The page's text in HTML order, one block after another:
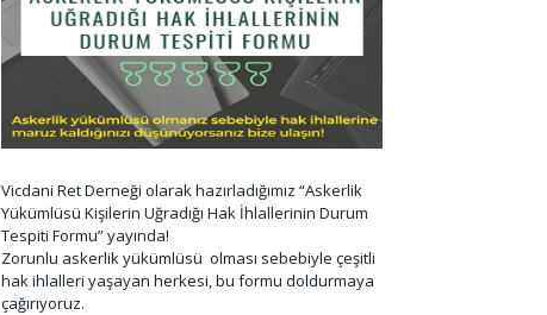
Vicdani Ret Derneği olarak hazırladığımız “Askerlik
Yükümlüsü Kişilerin Uğradığı Hak İhlallerinin Durum
Tespiti Formu” yayında!
Zorunlu askerlik yükümlüsü olması sebebiyle çeşitli
hak ihlalleri yaşayan herkesi, bu formu doldurmaya
çağırıyoruz.